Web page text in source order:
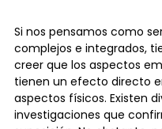
Si nos pensamos como
complejos e integrados,
creer que los aspectos
tienen un efecto directo
aspectos físicos. Existen
investigaciones que